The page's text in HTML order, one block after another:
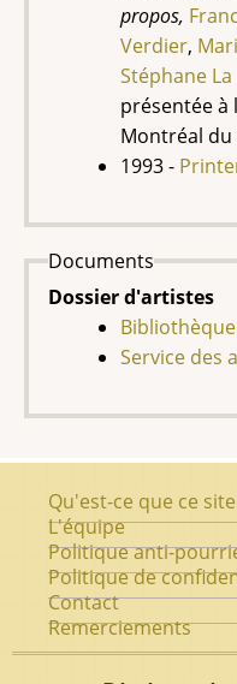
propos,
Verdier,
Stéphane La
présentée à
Montréal du
1993 -
Documents
Dossier d'artistes
Bibliothèque
Service des
Pied
de
page
Qu'est-ce que ce
L'équipe
Politique anti-
Politique de
Contact
Remerciements